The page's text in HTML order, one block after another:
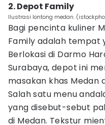
2. Depot Family
Ilustrasi lontong medan.
Bagi pencinta kuliner
Family adalah tempat
Berlokasi di Darmo
Surabaya, depot ini
masakan khas Medan
Salah satu menu
yang disebut-sebut
di Medan. Tekstur